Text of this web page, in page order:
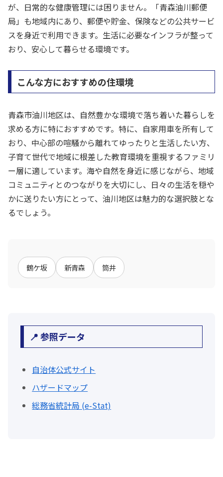
が、日常的な健康管理には困りません。「青森油川郵便
局」も地域内にあり、郵便や貯金、保険などの公共サービ
スを身近で利用できます。生活に必要なインフラが整って
おり、安心して暮らせる環境です。
こんな方におすすめの住環境
青森市油川地区は、自然豊かな環境で落ち着いた暮らしを
求める方に特におすすめです。特に、自家用車を所有して
おり、中心部の喧騒から離れてゆったりと生活したい方、
子育て世代で地域に根差した教育環境を重視するファミリ
ー層に適しています。海や自然を身近に感じながら、地域
コミュニティとのつながりを大切にし、日々の生活を穏や
かに送りたい方にとって、油川地区は魅力的な選択肢とな
るでしょう。
鶴ケ坂 新青森 筒井
📍 参照データ
自治体公式サイト
ハザードマップ
総務省統計局 (e-Stat)